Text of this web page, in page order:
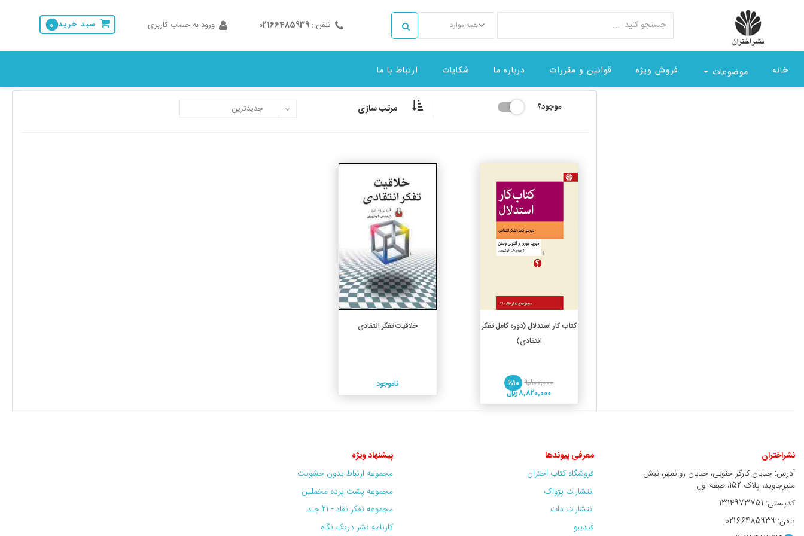
همه موارد تلفن : 02166485939 ورود به حساب کاربری سبد خرید 0
خانه موضوعات فروش ویژه قوانین و مقررات درباره ما شکایات ارتباط با ما
موجود؟ مرتب سازی
کتاب کار استدلال (دوره کامل تفکر
انتقادی)
9,800,000
%10
8,820,000 ريال
خلاقیت تفکر انتقادی
ناموجود
نشراختران
آدرس: خیابان کارگر جنوبی، خیابان روانمهر، نبش
منیرجاوید، پلاک 152، طبقه اول
کدپستی: 1314973751
تلفن: 02166485939
معرفی پیوندها
فروشگاه کتاب اختران
انتشارات پژواک
انتشارات دات
فیدیبو
پیشنهاد ویژه
مجموعه ارتباط بدون خشونت
مجموعه پشت پرده مخملین
مجموعه تفکر نقاد - 21 جلد
کارنامه نشر دریک نگاه